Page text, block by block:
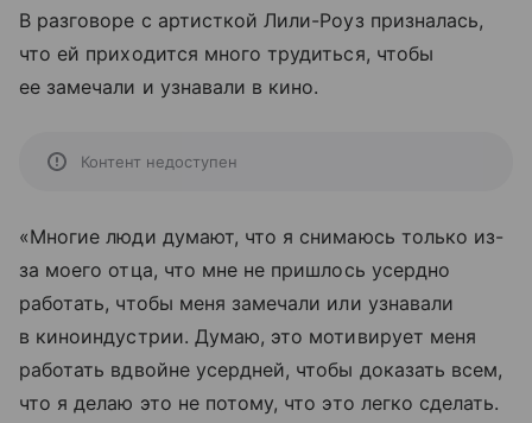
В разговоре с артисткой Лили-Роуз призналась,
что ей приходится много трудиться, чтобы
ее замечали и узнавали в кино.
Контент недоступен
«Многие люди думают, что я снимаюсь только из-
за моего отца, что мне не пришлось усердно
работать, чтобы меня замечали или узнавали
в киноиндустрии. Думаю, это мотивирует меня
работать вдвойне усердней, чтобы доказать всем,
что я делаю это не потому, что это легко сделать.